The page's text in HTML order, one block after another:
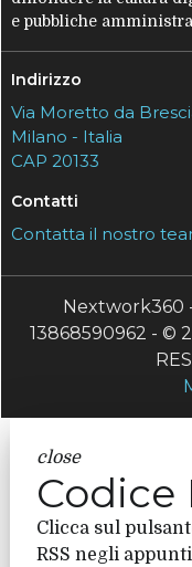
e pubbliche
Indirizzo
Via Moretto da
Milano - Italia
CAP 20133
Contatti
Contatta il nostro
Nextwork360
13868590962 - ©
close
Codice
Clicca sul
RSS negli